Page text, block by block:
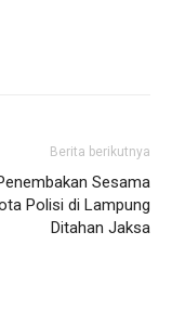
Berita berikutnya
Sesama
Polisi di Lampung
Ditahan Jaksa